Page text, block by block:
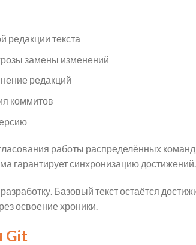
редакции текста
замены изменений
редакций
коммитов
работы распределённых
гарантирует синхронизацию достижений.
Базовый текст остаётся
освоение хроники.
Git